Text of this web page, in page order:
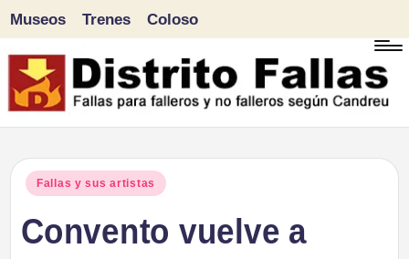
Saltar
al
Museos Trenes Coloso
Publicado
Fallas y sus artistas
Convento vuelve a